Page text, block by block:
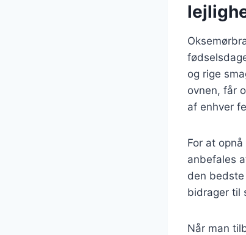
og rige
ovnen, får
af enhver
For at
anbefales
den
bidrager til
Når man